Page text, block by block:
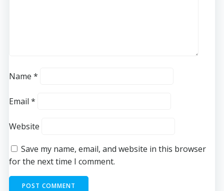
Name *
Email *
Website
Save my name, email, and website in this browser
for the next time I comment.